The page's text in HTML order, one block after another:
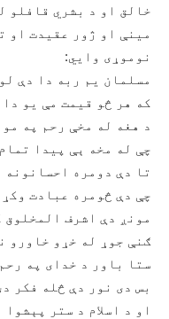
خالق او د بشري قافلو
مينې او ژور عقيدت او
نوموړی وايي:
مسلمان يم ربه دا دې
که هر څو قيمت مې يو
د هغه له مخې رحم په
چې له مخه ېې پيدا
تا دې دومره احسانونه
چې دې څومره عبادت
مونږ دې اشرف المخلوق
ګنې جوړ له خړو خاورو
ستا باور د خدای په
بس دی نور دې څله فکر
او د اسلام د ستر